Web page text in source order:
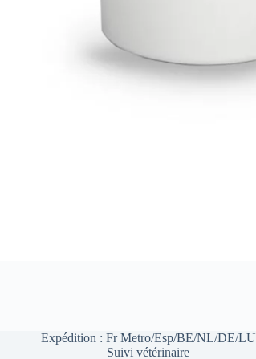
Expédition : Fr Metro/Esp/BE/NL/DE/LU
Suivi vétérinaire